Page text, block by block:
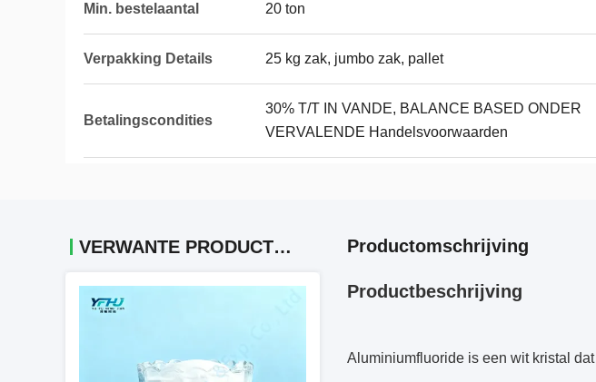
Min. bestelaantal 20 ton
Verpakking Details 25 kg zak, jumbo zak, pallet
Betalingscondities
30% T/T IN VANDE, BALANCE BASED ONDER
VERVALENDE Handelsvoorwaarden
VERWANTE PRODUCTEN Productomschrijving
Productbeschrijving
Aluminiumfluoride is een wit kristal